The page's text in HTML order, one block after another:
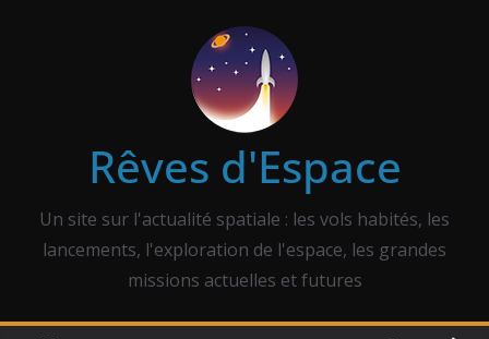
Rêves d'Espace
Un site sur l'actualité spatiale : les vols habités, les
lancements, l'exploration de l'espace, les grandes
missions actuelles et futures